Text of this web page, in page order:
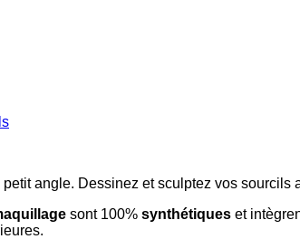
petit angle. Dessinez et sculptez vos
sont 100% synthétiques et